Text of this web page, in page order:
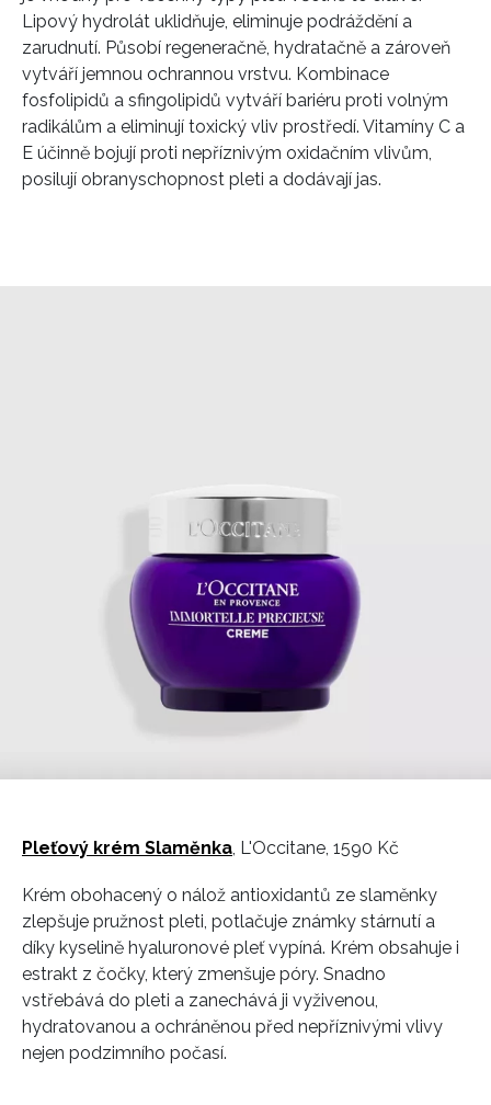
Lipový hydrolát uklidňuje, eliminuje podráždění a
zarudnutí. Působí regeneračně, hydratačně a zároveň
vytváří jemnou ochrannou vrstvu. Kombinace
fosfolipidů a sfingolipidů vytváří bariéru proti volným
radikálům a eliminují toxický vliv prostředí. Vitamíny C a
E účinně bojují proti nepříznivým oxidačním vlivům,
posilují obranyschopnost pleti a dodávají jas.
Pleťový krém Slaměnka , L'Occitane, 1590 Kč
Krém obohacený o nálož antioxidantů ze slaměnky
zlepšuje pružnost pleti, potlačuje známky stárnutí a
díky kyselině hyaluronové pleť vypíná. Krém obsahuje i
estrakt z čočky, který zmenšuje póry. Snadno
vstřebává do pleti a zanechává ji vyživenou,
hydratovanou a ochráněnou před nepříznivými vlivy
nejen podzimního počasí.